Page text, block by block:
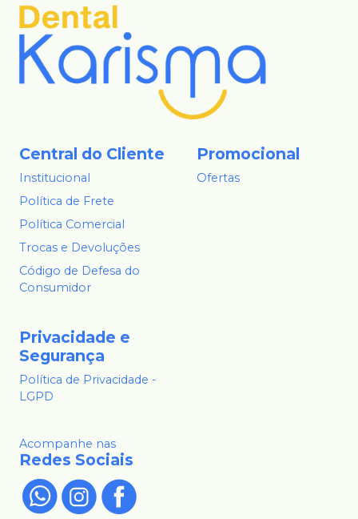
Central do Cliente
Institucional
Política de Frete
Política Comercial
Trocas e Devoluções
Código de Defesa do
Consumidor
Promocional
Ofertas
Privacidade e
Segurança
Política de Privacidade -
LGPD
Acompanhe nas
Redes Sociais